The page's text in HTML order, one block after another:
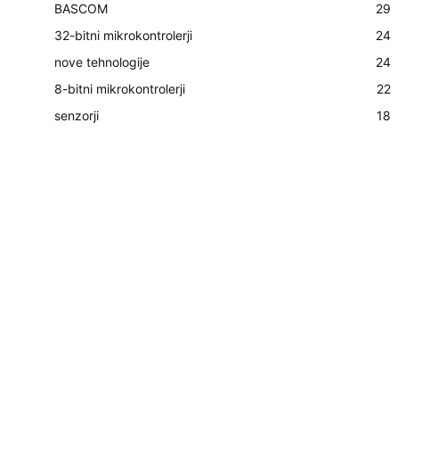
BASCOM
29
32-bitni mikrokontrolerji
24
nove tehnologije
24
8-bitni mikrokontrolerji
22
senzorji
18